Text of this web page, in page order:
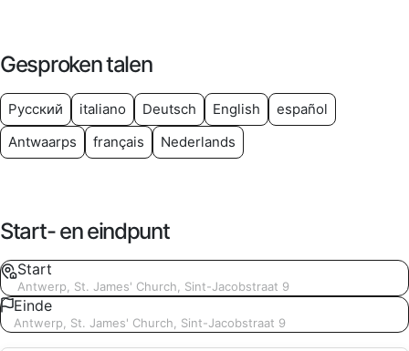
Gesproken talen
Русский italiano Deutsch English
español
Antwaarps
français Nederlands
Start- en eindpunt
Start
Antwerp, St. James' Church, Sint-Jacobstraat 9
Einde
Antwerp, St. James' Church, Sint-Jacobstraat 9